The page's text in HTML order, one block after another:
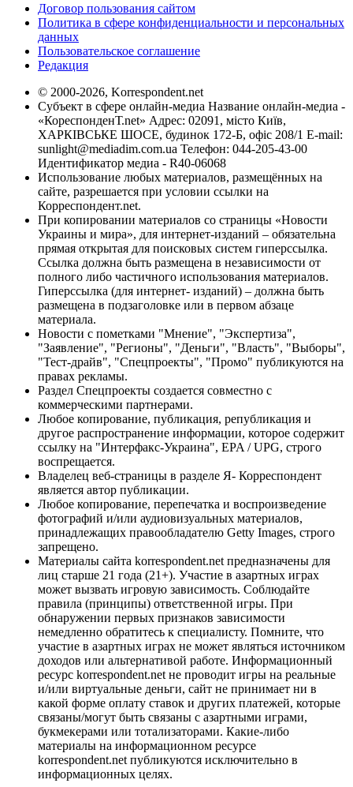
Договор пользования сайтом
Политика в сфере конфиденциальности и персональных
данных
Пользовательское соглашение
Редакция
© 2000-2026, Korrespondent.net
Субъект в сфере онлайн-медиа Название онлайн-медиа -
«КореспонденТ.net» Адрес: 02091, місто Київ,
ХАРКІВСЬКЕ ШОСЕ, будинок 172-Б, офіс 208/1 E-mail:
sunlight@mediadim.com.ua Телефон: 044-205-43-00
Идентификатор медиа - R40-06068
Использование любых материалов, размещённых на
сайте, разрешается при условии ссылки на
Корреспондент.net.
При копировании материалов со страницы «Новости
Украины и мира», для интернет-изданий – обязательна
прямая открытая для поисковых систем гиперссылка.
Ссылка должна быть размещена в независимости от
полного либо частичного использования материалов.
Гиперссылка (для интернет- изданий) – должна быть
размещена в подзаголовке или в первом абзаце
материала.
Новости с пометками "Мнение", "Экспертиза",
"Заявление", "Регионы", "Деньги", "Власть", "Выборы",
"Тест-драйв", "Спецпроекты", "Промо" публикуются на
правах рекламы.
Раздел Спецпроекты создается совместно с
коммерческими партнерами.
Любое копирование, публикация, републикация и
другое распространение информации, которое содержит
ссылку на "Интерфакс-Украина", EPA / UPG, строго
воспрещается.
Владелец веб-страницы в разделе Я- Корреспондент
является автор публикации.
Любое копирование, перепечатка и воспроизведение
фотографий и/или аудиовизуальных материалов,
принадлежащих правообладателю Getty Images, строго
запрещено.
Материалы сайта korrespondent.net предназначены для
лиц старше 21 года (21+). Участие в азартных играх
может вызвать игровую зависимость. Соблюдайте
правила (принципы) ответственной игры. При
обнаружении первых признаков зависимости
немедленно обратитесь к специалисту. Помните, что
участие в азартных играх не может являться источником
доходов или альтернативой работе. Информационный
ресурс korrespondent.net не проводит игры на реальные
и/или виртуальные деньги, сайт не принимает ни в
какой форме оплату ставок и других платежей, которые
связаны/могут быть связаны с азартными играми,
букмекерами или тотализаторами. Какие-либо
материалы на информационном ресурсе
korrespondent.net публикуются исключительно в
информационных целях.